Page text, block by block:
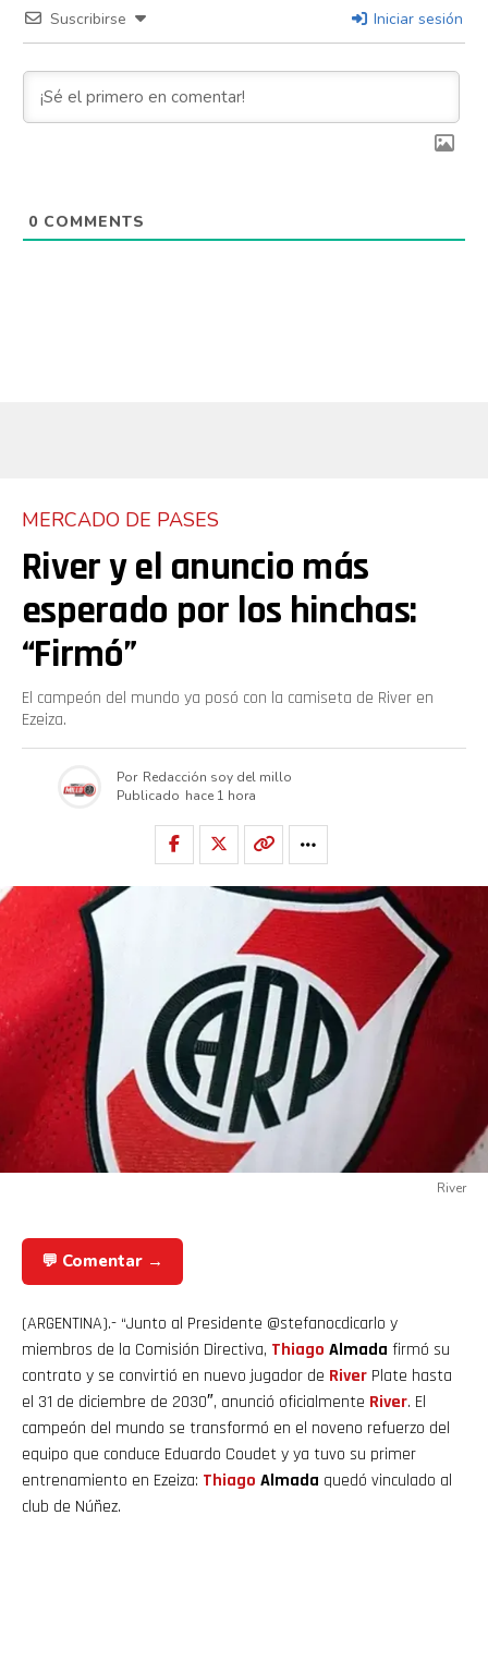
Suscribirse Iniciar sesión
0 COMMENTS
MERCADO DE PASES
River y el anuncio más
esperado por los hinchas:
“Firmó”
El campeón del mundo ya posó con la camiseta de River en
Ezeiza.
Por Redacción soy del millo
Publicado hace 1 hora
River
💬 Comentar →
(ARGENTINA).- “Junto al Presidente @stefanocdicarlo y
miembros de la Comisión Directiva, Thiago Almada firmó su
contrato y se convirtió en nuevo jugador de River Plate hasta
el 31 de diciembre de 2030″, anunció oficialmente River. El
campeón del mundo se transformó en el noveno refuerzo del
equipo que conduce Eduardo Coudet y ya tuvo su primer
entrenamiento en Ezeiza: Thiago Almada quedó vinculado al
club de Núñez.